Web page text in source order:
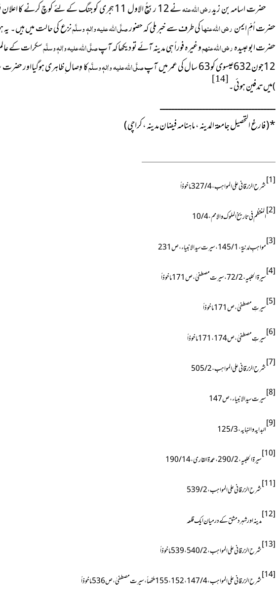
حضرت اسامہ بن زیدرضی اللہ عنہ
نے 12 ربیعُ الاول 11 ہجری کو جنگ کے لئے کوچ
حضرت اُمِّ ایمنرضی اللہ عنہاکی طرف سے خبر ملی کہ حضورصلَّی اللہ علیہ واٰلہٖ وسلَّمنزع کی حالت میں ہیں۔
حضرت ابو عبیدہرضی اللہ عنہموغیرہ فوراً ہی مدینہ آئے تو دیکھا کہ آپصلَّی اللہ علیہ واٰلہٖ وسلَّم
12جون632عیسوی کو63 سال کی عمر میں آپ
صلَّی اللہ علیہ واٰلہٖ وسلَّمکا وِصال ِظاہری ہوگیااور حضرت
)میں تدفین ہوئی۔[14]
ــــــــــــــــــــــــــــــــــــــــــــــــــــــــــــــــــــــــــــــ
*( فارغ التحصیل جامعۃ المدینہ ، ماہنامہ فیضان مدینہ ، کراچی )
[1] شرح الزرقانی علی المواہب ، 4 / 327 ماخوذاً
[2] المنتظم فی تاریخ الملوک والامم ، 4 / 10
[3] مواہبِ لدنیۃ ، 1 / 145 ، سیرت سید الانبیاء ، ص231
[4] سیرۃ الحلبیہ ، 2 / 72 ، سیرت مصطفیٰ ، ص 171 ماخوذاً
[5] سیرتِ مصطفیٰ ، ص171 ماخوذاً
[6] سیرتِ مصطفیٰ ، ص174 ، 171ماخوذاً
[7] شرح الزرقانی علی المواہب،2 / 505
[8] سیرت سید الانبیاء ، ص147
[9] البدایہ والنہایہ ، 3 / 125
[10]
سیرۃ الحلبیہ ، 2 / 290 ، عمدۃ القاری ، 14 / 190
[11]
شرح الزرقانی علی المواہب ، 2 / 539
[12]
مدینہ اور شہر دمشق کے درمیان ایک قلعہ
[13]
شرح الزرقانی علی المواہب،2 / 540 ، 539ماخوذاً
[14]
شرح الزرقانی علی المواہب ، 4 / 147 ، 152 ، 155ملخصاً ، سیرت مصطفیٰ ، ص536ماخوذاً